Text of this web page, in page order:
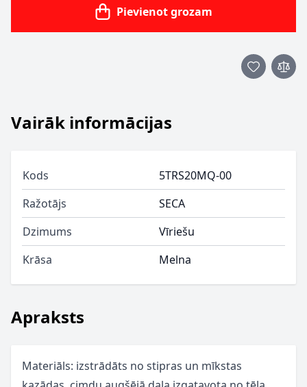
Pievienot grozam
Apraksts
Materiāls: izstrādāts no stipras un mīkstas
Vairāk informācijas
Kods
5TRS20MQ-00
Ražotājs
SECA
Dzimums
Vīriešu
Krāsa
Melna